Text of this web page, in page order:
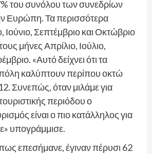
του συνόλου των συνεδρίων
Ευρώπη. Τα περισσότερα
Ιούνιο, Σεπτέμβριο και Οκτώβριο
μήνες Απρίλιο, Ιούλιο,
«Αυτό δείχνει ότι τα
καλύπτουν περίπου οκτώ
Συνεπώς, όταν μιλάμε για
περιόδου ο
είναι ο πιο κατάλληλος για
υπογράμμισε.
επεσήμανε, έγιναν πέρυσι 62